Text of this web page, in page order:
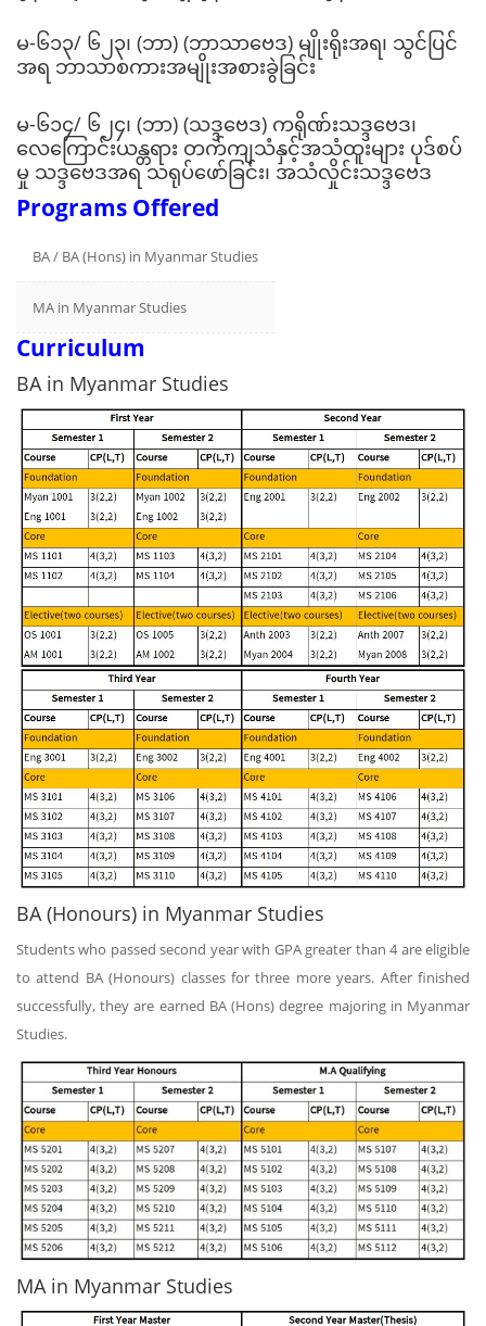
မ-၆၁၃/ ၆၂၃၊ (ဘာ) (ဘာသာဗေဒ) မျိုးရိုးအရ၊ သွင်ပြင်
အရ ဘာသာစကားအမျိုးအစားခွဲခြင်း
မ-၆၁၄/ ၆၂၄၊ (ဘာ) (သဒ္ဒဗေဒ) ကရိုဏ်းသဒ္ဒဗေဒ၊
လေကြောင်းယန္တရား တက်ကျသံနှင့်အသံထူးများ ပုဒ်စပ်
မှု သဒ္ဒဗေဒအရ သရုပ်ဖော်ခြင်း၊ အသံလှိုင်းသဒ္ဒဗေဒ
Programs Offered
BA / BA (Hons) in Myanmar Studies
MA in Myanmar Studies
Curriculum
BA in Myanmar Studies
BA (Honours) in Myanmar Studies
Students who passed second year with GPA greater than 4 are eligible
to attend BA (Honours) classes for three more years. After finished
successfully, they are earned BA (Hons) degree majoring in Myanmar
Studies.
MA in Myanmar Studies